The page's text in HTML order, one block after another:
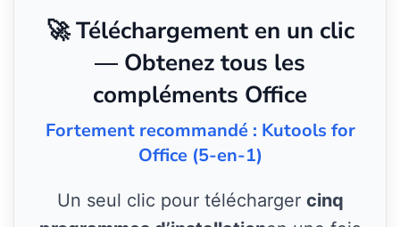
🚀 Téléchargement en un clic
— Obtenez tous les
compléments Office
Fortement recommandé : Kutools for
Office (5-en-1)
Un seul clic pour télécharger cinq